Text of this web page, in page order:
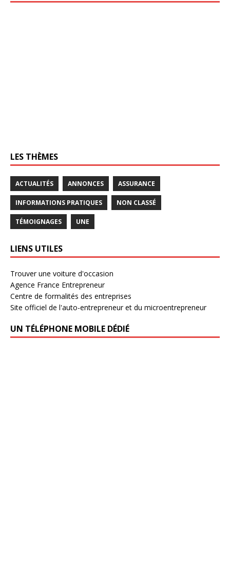
LES THÈMES
ACTUALITÉS ANNONCES ASSURANCE
INFORMATIONS PRATIQUES NON CLASSÉ
TÉMOIGNAGES UNE
LIENS UTILES
Trouver une voiture d'occasion
Agence France Entrepreneur
Centre de formalités des entreprises
Site officiel de l'auto-entrepreneur et du microentrepreneur
UN TÉLÉPHONE MOBILE DÉDIÉ